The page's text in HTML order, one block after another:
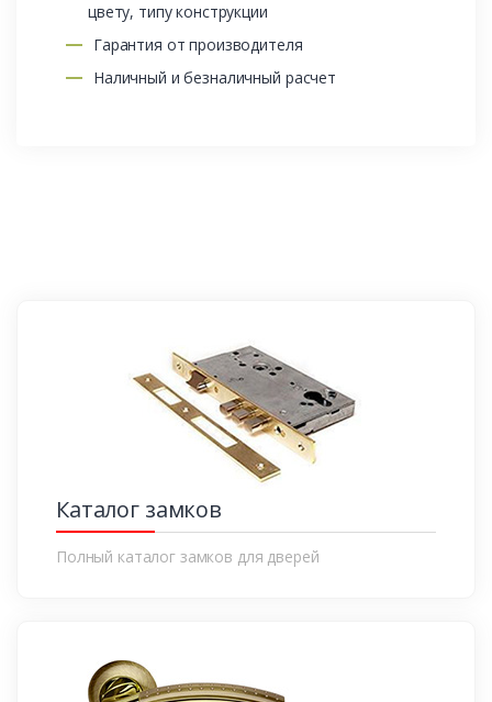
цвету, типу конструкции
Гарантия от производителя
Наличный и безналичный расчет
Каталог замков
Полный каталог замков для дверей